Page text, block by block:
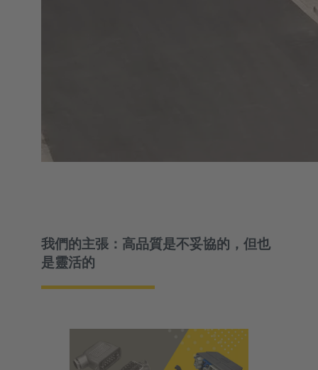
我們的主張：高品質是不妥協的，但也
是靈活的